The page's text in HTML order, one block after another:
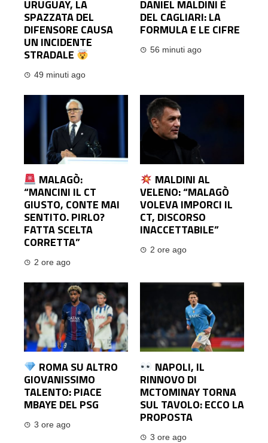
URUGUAY, LA
SPAZZATA DEL
DIFENSORE CAUSA
UN INCIDENTE
STRADALE
49 minuti ago
DANIEL MALDINI È
DEL CAGLIARI: LA
FORMULA E LE CIFRE
56 minuti ago
MALAGÒ:
“MANCINI IL CT
GIUSTO, CONTE MAI
SENTITO. PIRLO?
FATTA SCELTA
CORRETTA”
2 ore ago
MALDINI AL
VELENO: “MALAGÒ
VOLEVA IMPORCI IL
CT, DISCORSO
INACCETTABILE”
2 ore ago
ROMA SU ALTRO
GIOVANISSIMO
TALENTO: PIACE
MBAYE DEL PSG
3 ore ago
NAPOLI, IL
RINNOVO DI
MCTOMINAY TORNA
SUL TAVOLO: ECCO LA
PROPOSTA
3 ore ago